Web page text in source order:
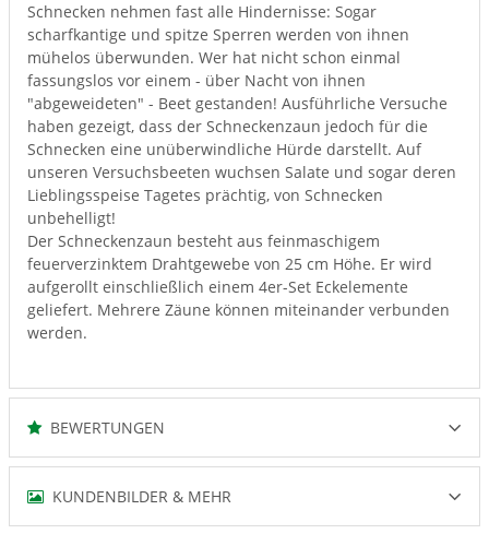
Schnecken nehmen fast alle Hindernisse: Sogar
scharfkantige und spitze Sperren werden von ihnen
mühelos überwunden. Wer hat nicht schon einmal
fassungslos vor einem - über Nacht von ihnen
"abgeweideten" - Beet gestanden! Ausführliche Versuche
haben gezeigt, dass der Schneckenzaun jedoch für die
Schnecken eine unüberwindliche Hürde darstellt. Auf
unseren Versuchsbeeten wuchsen Salate und sogar deren
Lieblingsspeise Tagetes prächtig, von Schnecken
unbehelligt!
Der Schneckenzaun besteht aus feinmaschigem
feuerverzinktem Drahtgewebe von 25 cm Höhe. Er wird
aufgerollt einschließlich einem 4er-Set Eckelemente
geliefert. Mehrere Zäune können miteinander verbunden
werden.
BEWERTUNGEN
KUNDENBILDER & MEHR